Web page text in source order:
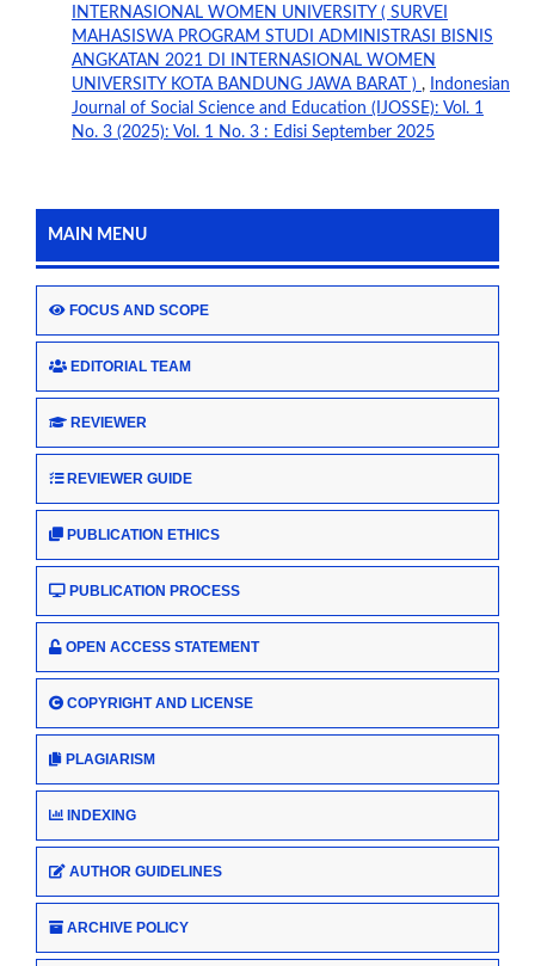
INTERNASIONAL WOMEN UNIVERSITY ( SURVEI
MAHASISWA PROGRAM STUDI ADMINISTRASI BISNIS
ANGKATAN 2021 DI INTERNASIONAL WOMEN
UNIVERSITY KOTA BANDUNG JAWA BARAT ) ,
Indonesian
Journal of Social Science and Education (IJOSSE): Vol. 1
No. 3 (2025): Vol. 1 No. 3 : Edisi September 2025
MAIN MENU
FOCUS AND SCOPE
EDITORIAL TEAM
REVIEWER
REVIEWER GUIDE
PUBLICATION ETHICS
PUBLICATION PROCESS
OPEN ACCESS STATEMENT
COPYRIGHT AND LICENSE
PLAGIARISM
INDEXING
AUTHOR GUIDELINES
ARCHIVE POLICY